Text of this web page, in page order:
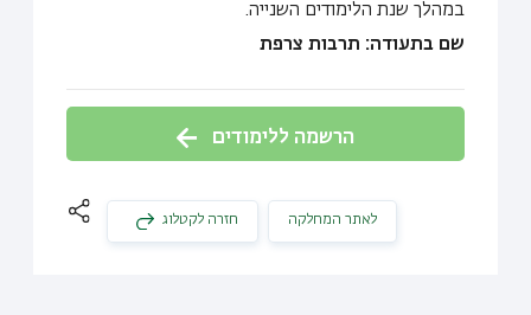
במהלך שנת הלימודים השנייה.
שם בתעודה: תרבות צרפת
הרשמה ללימודים
חזרה לקטלוג לאתר המחלקה